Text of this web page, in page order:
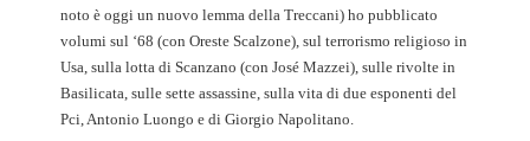
noto è oggi un nuovo lemma della Treccani) ho pubblicato
volumi sul ‘68 (con Oreste Scalzone), sul terrorismo religioso in
Usa, sulla lotta di Scanzano (con José Mazzei), sulle rivolte in
Basilicata, sulle sette assassine, sulla vita di due esponenti del
Pci, Antonio Luongo e di Giorgio Napolitano.